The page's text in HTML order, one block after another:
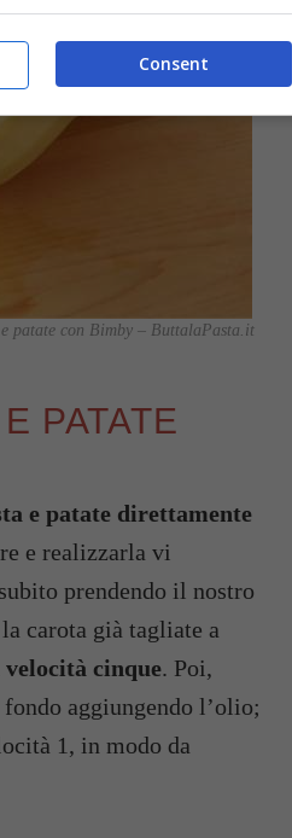
patate con Bimby – ButtalaPasta.it
PATATE
e patate direttamente
e realizzarla vi
prendendo il nostro
carota già tagliate a
velocità cinque. Poi,
aggiungendo l’olio;
1, in modo da
Consent